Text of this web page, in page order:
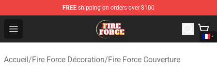
FREE shipping on orders over $100
Open menu
Fire Force Store - Official Fire Force Merchandise Shop
Accueil/Fire Force Décoration/Fire Force Couverture